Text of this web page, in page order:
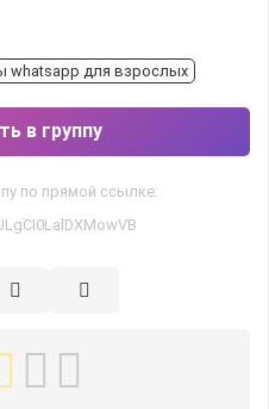
whatsapp для взрослых
в группу
по прямой ссылке: